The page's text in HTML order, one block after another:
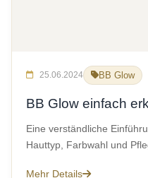
25.06.2024 BB Glow
BB Glow einfach
Eine verständliche
Hauttyp, Farbwahl und
Mehr Details